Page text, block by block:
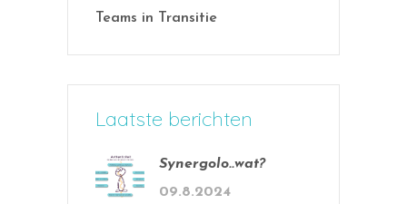
Teams in Transitie
Laatste berichten
Synergolo..wat?
09.8.2024